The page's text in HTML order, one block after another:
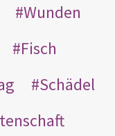
Wunden
Fisch
Schädel